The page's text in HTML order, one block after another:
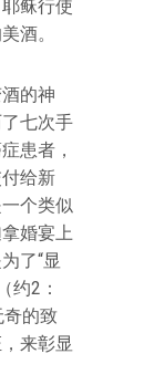
稣行使
酒。
的神
七次手
患者，
给新
个类似
婚宴上
了“显
约2：
奇的致
来彰显